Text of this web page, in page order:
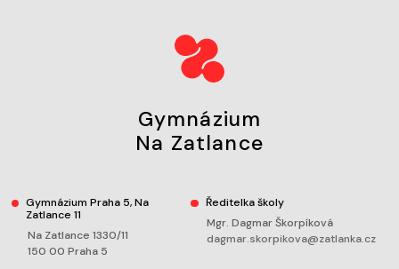
Gymnázium
Na Zatlance
Gymnázium Praha 5, Na
Zatlance 11
Na Zatlance 1330/11
150 00 Praha 5
Ředitelka školy
Mgr. Dagmar Škorpíková
dagmar.skorpikova@zatlanka.cz